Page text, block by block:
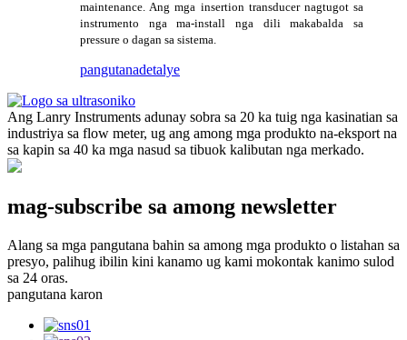
maintenance. Ang mga insertion transducer nagtugot sa
instrumento nga ma-install nga dili makabalda sa
pressure o dagan sa sistema.
pangutanadetalye
Ang Lanry Instruments adunay sobra sa 20 ka tuig nga kasinatian sa
industriya sa flow meter, ug ang among mga produkto na-eksport na
sa kapin sa 40 ka mga nasud sa tibuok kalibutan nga merkado.
mag-subscribe sa among newsletter
Alang sa mga pangutana bahin sa among mga produkto o listahan sa
presyo, palihug ibilin kini kanamo ug kami mokontak kanimo sulod
sa 24 oras.
pangutana karon